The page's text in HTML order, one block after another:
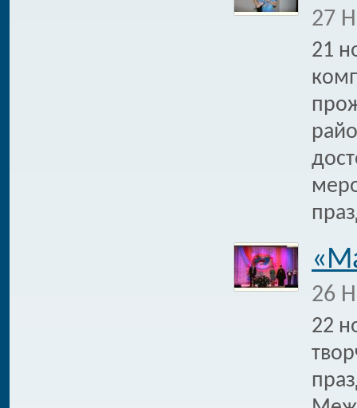
27
21
26
22